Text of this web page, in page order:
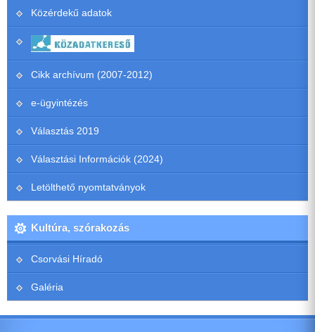
Közérdekű adatok
Cikk archívum (2007-2012)
e-ügyintézés
Választás 2019
Választási Információk (2024)
Letölthető nyomtatványok
Kultúra, szórakozás
Csorvási Híradó
Galéria